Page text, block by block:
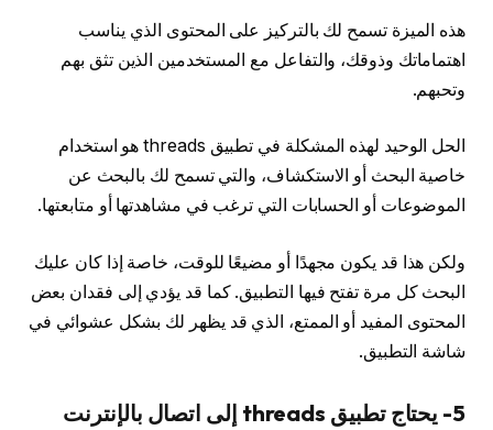
هذه الميزة تسمح لك بالتركيز على المحتوى الذي يناسب
اهتماماتك وذوقك، والتفاعل مع المستخدمين الذين تثق بهم
وتحبهم.
الحل الوحيد لهذه المشكلة في تطبيق threads هو استخدام
خاصية البحث أو الاستكشاف، والتي تسمح لك بالبحث عن
الموضوعات أو الحسابات التي ترغب في مشاهدتها أو متابعتها.
ولكن هذا قد يكون مجهدًا أو مضيعًا للوقت، خاصة إذا كان عليك
البحث كل مرة تفتح فيها التطبيق. كما قد يؤدي إلى فقدان بعض
المحتوى المفيد أو الممتع، الذي قد يظهر لك بشكل عشوائي في
شاشة التطبيق.
5- يحتاج تطبيق threads إلى اتصال بالإنترنت